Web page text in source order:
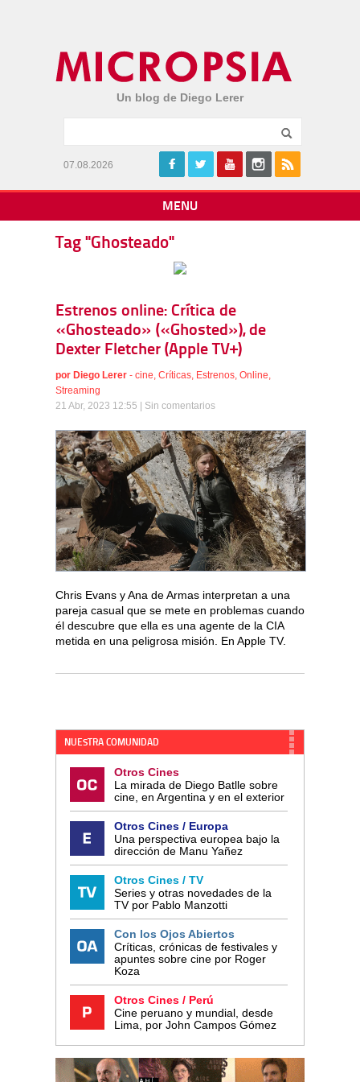
Un blog de Diego Lerer
07.08.2026
MENU
Tag "Ghosteado"
Estrenos online: Crítica de
«Ghosteado» («Ghosted»), de
Dexter Fletcher (Apple TV+)
por Diego Lerer - cine, Críticas, Estrenos, Online,
Streaming
21 Abr, 2023 12:55 | Sin comentarios
Chris Evans y Ana de Armas interpretan a una
pareja casual que se mete en problemas cuando
él descubre que ella es una agente de la CIA
metida en una peligrosa misión. En Apple TV.
NUESTRA COMUNIDAD
Otros Cines
La mirada de Diego Batlle sobre
cine, en Argentina y en el exterior
Otros Cines / Europa
Una perspectiva europea bajo la
dirección de Manu Yañez
Otros Cines / TV
Series y otras novedades de la
TV por Pablo Manzotti
Con los Ojos Abiertos
Críticas, crónicas de festivales y
apuntes sobre cine por Roger
Koza
Otros Cines / Perú
Cine peruano y mundial, desde
Lima, por John Campos Gómez